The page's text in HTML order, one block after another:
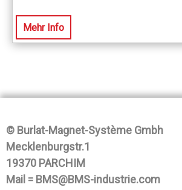
Mehr Info
© Burlat-Magnet-Système Gmbh
Mecklenburgstr.1
19370 PARCHIM
Mail = BMS@BMS-industrie.com